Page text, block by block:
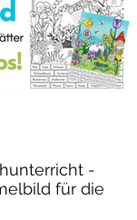
-
für die